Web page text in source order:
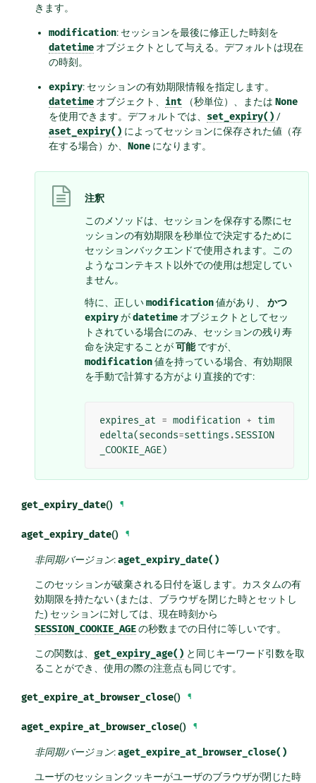
きます。
modification: セッションを最後に修正した時刻を
datetime オブジェクトとして与える。デフォルトは現在
の時刻。
expiry: セッションの有効期限情報を指定します。
datetime オブジェクト、 int （秒単位）、またはNone
を使用できます。デフォルトでは、 set_expiry() /
aset_expiry() によってセッションに保存された値（存
在する場合）か、None になります。
注釈
このメソッドは、セッションを保存する際にセ
ッションの有効期限を秒単位で決定するために
セッションバックエンドで使用されます。この
ようなコンテキスト以外での使用は想定してい
ません。
特に、正しいmodification値があり、かつ
expiryがdatetime オブジェクトとしてセッ
トされている場合にのみ、セッションの残り寿
命を決定することが可能ですが、
modification値を持っている場合、有効期限
を手動で計算する方がより直接的です:
expires_at = modification + tim
edelta(seconds=settings .SESSION
_COOKIE_AGE)
get_expiry_date() ¶
aget_expiry_date() ¶
非同期バージョン:aget_expiry_date()
このセッションが破棄される日付を返します。カスタムの有
効期限を持たない (または、ブラウザを閉じた時とセットし
た) セッションに対しては、現在時刻から
SESSION_COOKIE_AGEの秒数までの日付に等しいです。
この関数は、get_expiry_age() と同じキーワード引数を取
ることができ、使用の際の注意点も同じです。
get_expire_at_browser_close() ¶
aget_expire_at_browser_close() ¶
非同期バージョン:aget_expire_at_browser_close()
ユーザのセッションクッキーがユーザのブラウザが閉じた時